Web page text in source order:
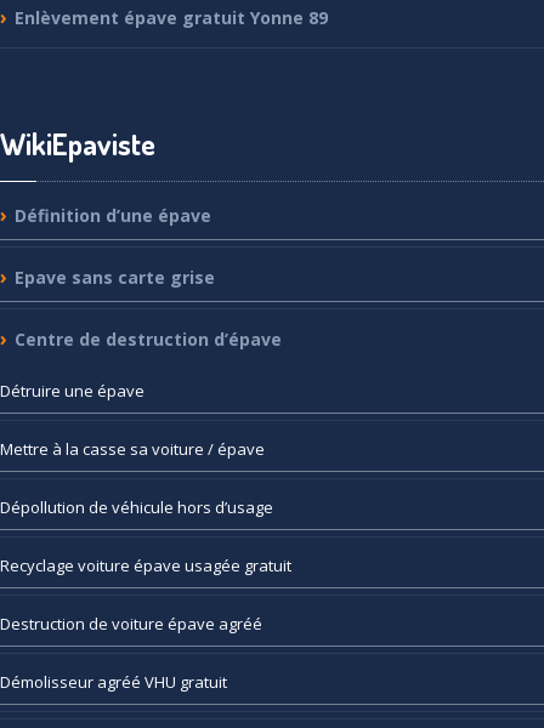
Enlèvement épave gratuit Yonne 89
WikiEpaviste
Définition d’une épave
Epave sans carte grise
Centre de destruction d’épave
Détruire une épave
Mettre à la casse sa voiture / épave
Dépollution de véhicule hors d’usage
Recyclage voiture épave usagée gratuit
Destruction de voiture épave agréé
Démolisseur agréé VHU gratuit